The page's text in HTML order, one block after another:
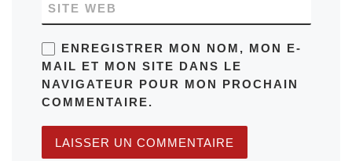
SITE WEB
ENREGISTRER MON NOM, MON E-
MAIL ET MON SITE DANS LE
NAVIGATEUR POUR MON PROCHAIN
COMMENTAIRE.